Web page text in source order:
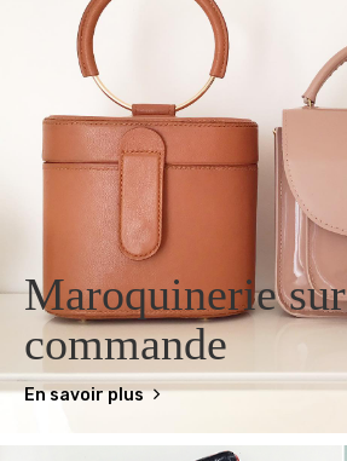
Maroquinerie sur
commande
En savoir plus